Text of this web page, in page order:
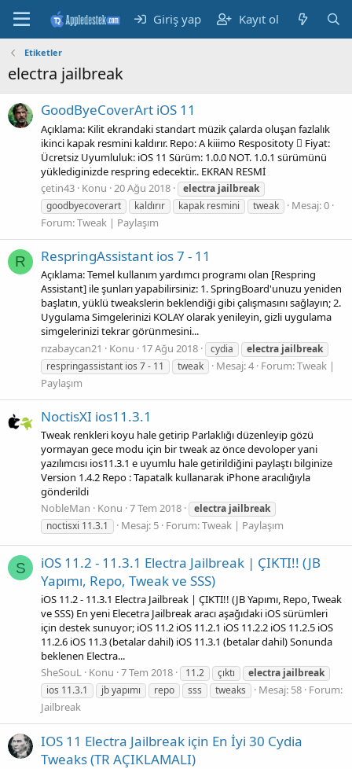
Giriş yap Kayıt ol
Etiketler
electra jailbreak
GoodByeCoverArt iOS 11
Açıklama: Kilit ekrandaki standart müzik çalarda oluşan fazlalık
ikinci kapak resmini kaldırır. Repo: A kiiimo Respositoty  Fiyat:
Ücretsiz Uyumluluk: iOS 11 Sürüm: 1.0.0 NOT. 1.0.1 sürümünü
yüklediginizde respring edecektir.. EKRAN RESMİ
çetin43 Konu 20 Ağu 2018 electra jailbreak
goodbyecoverart
kaldırır kapak resmini tweak
Mesaj: 0
Forum:Tweak | Paylaşım
R RespringAssistant ios 7 - 11
Açıklama: Temel kullanım yardımcı programı olan [Respring
Assistant] ile şunları yapabilirsiniz: 1. SpringBoard'unuzu yeniden
başlatın, yüklü tweakslerin beklendiği gibi çalışmasını sağlayın; 2.
Uygulama Simgelerinizi KOLAY olarak yenileyin, gizli uygulama
simgelerinizi tekrar görünmesini...
rızabaycan21
Konu 17 Ağu 2018 cydia electra jailbreak
respringassistant ios 7 - 11
tweak Mesaj: 4 Forum:Tweak |
Paylaşım
NoctisXI ios11.3.1
Tweak renkleri koyu hale getirip Parlaklığı düzenleyip gözü
yormayan gece modu için bir tweak az önce devoloper yani
yazılımcısı ios11.3.1 e uyumlu hale getirildiğini paylaştı bilginize
Version 1.4.2 Repo : Tapatalk kullanarak iPhone aracılığıyla
gönderildi
NobleMan
Konu 7 Tem 2018 electra jailbreak
noctisxi 11.3.1
Mesaj: 5 Forum:Tweak | Paylaşım
S
iOS 11.2 - 11.3.1 Electra Jailbreak | ÇIKTI!! (JB
Yapımı, Repo, Tweak ve SSS)
iOS 11.2 - 11.3.1 Electra Jailbreak | ÇIKTI!! (JB Yapımı, Repo, Tweak
ve SSS) En yeni Elecetra Jailbreak aracı aşağıdaki iOS sürümleri
için destek sunuyor; iOS 11.2 iOS 11.2.1 iOS 11.2.2 iOS 11.2.5 iOS
11.2.6 iOS 11.3 (betalar dahil) iOS 11.3.1 (betalar dahil) Sonunda
beklenen Electra...
SheSouL Konu 7 Tem 2018 11.2 çıktı electra jailbreak
ios 11.3.1
jb yapımı repo sss tweaks Mesaj: 58 Forum:
Jailbreak
IOS 11 Electra Jailbreak için En İyi 30 Cydia
Tweaks (TR AÇIKLAMALI)